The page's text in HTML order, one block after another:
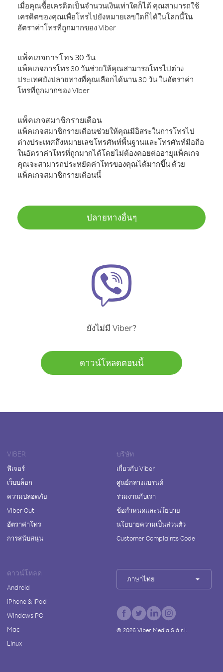
เมื่อคุณซื้อเครดิตเป็นจำนวนเงินเท่าใดก็ได้ คุณสามารถใช้
เครดิตของคุณเพื่อโทรไปยังหมายเลขใดก็ได้ในโลกนี้ใน
อัตราค่าโทรที่ถูกมากของ Viber
แพ็คเกจการโทร 30 วัน
แพ็คเกจการโทร 30 วันช่วยให้คุณสามารถโทรไปต่าง
ประเทศยังปลายทางที่คุณเลือกได้นาน 30 วัน ในอัตราค่า
โทรที่ถูกมากของ Viber
แพ็คเกจสมาชิกรายเดือน
แพ็คเกจสมาชิกรายเดือนช่วยให้คุณมีอิสระในการโทรไป
ต่างประเทศถึงหมายเลขโทรศัพท์พื้นฐานและโทรศัพท์มือถือ
ในอัตราค่าโทรที่ถูกมากได้โดยไม่ต้องคอยต่ออายุแพ็คเกจ
คุณจะสามารถประหยัดค่าโทรของคุณได้มากขึ้น ด้วย
แพ็คเกจสมาชิกรายเดือนนี้
ปลายทางอื่นๆ
ยังไม่มี Viber?
ดาวน์โหลดตอนนี้
VIBER
ฟีเจอร์
เว็บบล็อก
ความปลอดภัย
Viber Out
อัตราค่าโทร
การสนับสนุน
บริษัท
เกี่ยวกับ Viber
ศูนย์กลางแบรนด์
ร่วมงานกับเรา
ข้อกำหนดและนโยบาย
นโยบายความเป็นส่วนตัว
Customer Complaints Code
ดาวน์โหลด
Android
iPhone & iPad
Windows PC
Mac
Linux
ภาษาไทย
© 2026Viber Media S.à r.l.